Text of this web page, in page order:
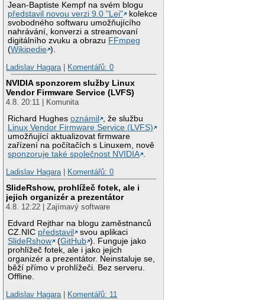
Jean-Baptiste Kempf na svém blogu
představil novou verzi 9.0 "Lei"
kolekce
svobodného softwaru umožňujícího
nahrávání, konverzi a streamovaní
digitálního zvuku a obrazu FFmpeg
(Wikipedie ).
Ladislav Hagara| Komentářů: 0
NVIDIA sponzorem služby Linux
Vendor Firmware Service (LVFS)
4.8. 20:11 | Komunita
Richard Hughesoznámil
, že službu
Linux Vendor Firmware Service (LVFS)
umožňující aktualizovat firmware
zařízení na počítačích s Linuxem, nově
sponzoruje také společnost NVIDIA .
Ladislav Hagara| Komentářů: 0
SlideRshow, prohlížeč fotek, ale i
jejich organizér a prezentátor
4.8. 12:22 | Zajímavý software
Edvard Rejthar na blogu zaměstnanců
CZ.NIC představil
svou aplikaci
SlideRshow
(GitHub ). Funguje jako
prohlížeč fotek, ale i jako jejich
organizér a prezentátor. Neinstaluje se,
běží přímo v prohlížeči. Bez serveru.
Offline.
Ladislav Hagara| Komentářů: 11